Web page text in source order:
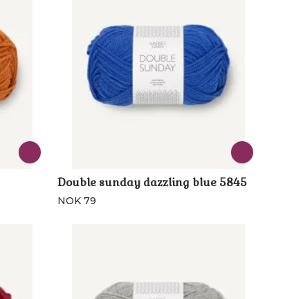
Double sunday dazzling blue 5845
NOK 79